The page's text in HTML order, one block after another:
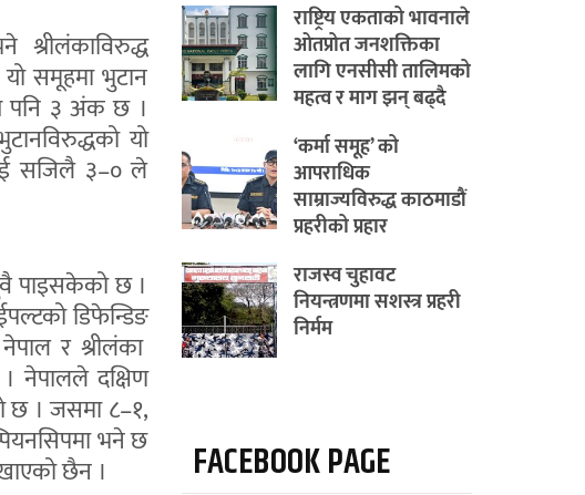
समूहमा भुटान
३ अंक छ ।
यो
सजिलै ३–० ले
पाइसकेको छ ।
डिफेन्डिङ
र श्रीलंका
नेपालले दक्षिण
छ । जसमा ८–१,
भने छ
छैन ।
राष्ट्रिय एकताको भावनाले
ओतप्रोत जनशक्तिका
लागि एनसीसी तालिमको
महत्व र माग झन् बढ्दै
‘कर्मा समूह’ को
आपराधिक
साम्राज्यविरुद्ध काठमाडौं
प्रहरीको प्रहार
राजस्व चुहावट
नियन्त्रणमा सशस्त्र प्रहरी
निर्मम
FACEBOOK PAGE